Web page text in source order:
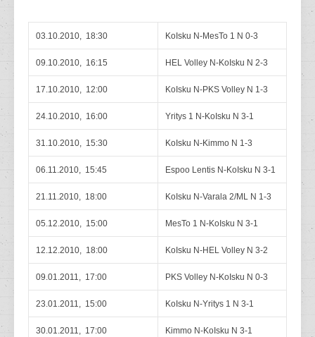
03.10.2010, 18:30 KoIsku N-MesTo 1 N 0-3
09.10.2010, 16:15 HEL Volley N-KoIsku N 2-3
17.10.2010, 12:00 KoIsku N-PKS Volley N 1-3
24.10.2010, 16:00 Yritys 1 N-KoIsku N 3-1
31.10.2010, 15:30 KoIsku N-Kimmo N 1-3
06.11.2010, 15:45 Espoo Lentis N-KoIsku N 3-1
21.11.2010, 18:00 KoIsku N-Varala 2/ML N 1-3
05.12.2010, 15:00 MesTo 1 N-KoIsku N 3-1
12.12.2010, 18:00 KoIsku N-HEL Volley N 3-2
09.01.2011, 17:00 PKS Volley N-KoIsku N 0-3
23.01.2011, 15:00 KoIsku N-Yritys 1 N 3-1
30.01.2011, 17:00 Kimmo N-KoIsku N 3-1